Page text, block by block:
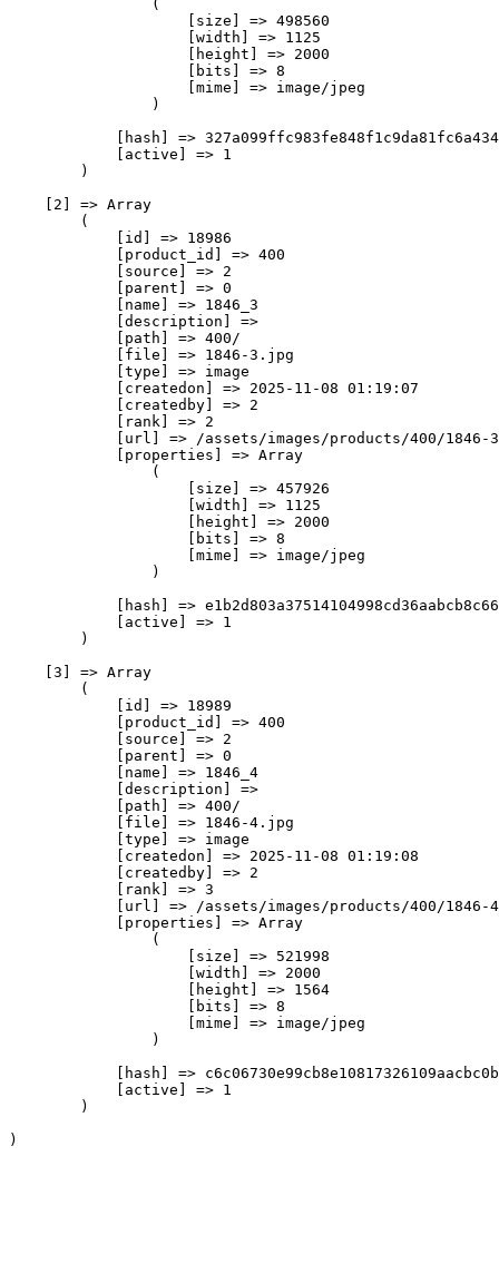
                (
                    [size] => 498560
                    [width] => 1125
                    [height] => 2000
                    [bits] => 8
                    [mime] => image/jpeg
                )
[hash] =>
            [active] => 1
        )
    [2] => Array
        (
            [id] => 18986
            [product_id] => 400
            [source] => 2
            [parent] => 0
            [name] => 1846_3
            [description] =>
            [path] => 400/
            [file] => 1846-3.jpg
            [type] => image
            [createdon] => 2025-11-08 01:19:07
            [createdby] => 2
            [rank] => 2
[url] => /assets/images/products/400/1846-
            [properties] => Array
                (
                    [size] => 457926
                    [width] => 1125
                    [height] => 2000
                    [bits] => 8
                    [mime] => image/jpeg
                )
[hash] =>
            [active] => 1
        )
    [3] => Array
        (
            [id] => 18989
            [product_id] => 400
            [source] => 2
            [parent] => 0
            [name] => 1846_4
            [description] =>
            [path] => 400/
            [file] => 1846-4.jpg
            [type] => image
            [createdon] => 2025-11-08 01:19:08
            [createdby] => 2
            [rank] => 3
[url] => /assets/images/products/400/1846-
            [properties] => Array
                (
                    [size] => 521998
                    [width] => 2000
                    [height] => 1564
                    [bits] => 8
                    [mime] => image/jpeg
                )
[hash] =>
            [active] => 1
        )